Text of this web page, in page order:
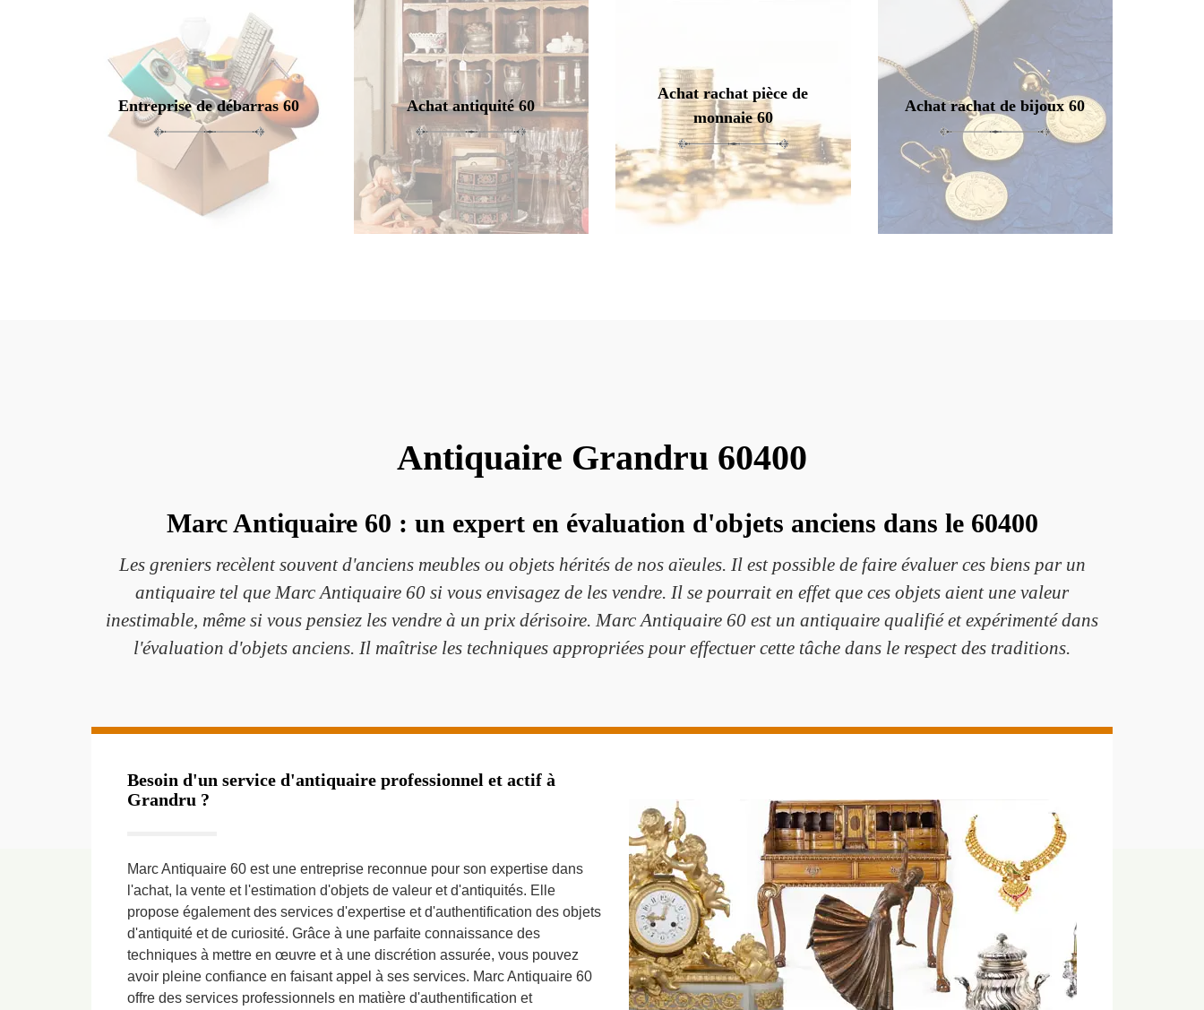
Entreprise de débarras 60 Achat antiquité 60
Achat rachat pièce de
monnaie 60
Achat rachat de bijoux 60
Antiquaire Grandru 60400
Marc Antiquaire 60 : un expert en évaluation d'objets anciens dans le 60400
Les greniers recèlent souvent d'anciens meubles ou objets hérités de nos aïeules. Il est possible de faire évaluer ces biens par un
antiquaire tel que Marc Antiquaire 60 si vous envisagez de les vendre. Il se pourrait en effet que ces objets aient une valeur
inestimable, même si vous pensiez les vendre à un prix dérisoire. Marc Antiquaire 60 est un antiquaire qualifié et expérimenté dans
l'évaluation d'objets anciens. Il maîtrise les techniques appropriées pour effectuer cette tâche dans le respect des traditions.
Besoin d'un service d'antiquaire professionnel et actif à
Grandru ?
Marc Antiquaire 60 est une entreprise reconnue pour son expertise dans
l'achat, la vente et l'estimation d'objets de valeur et d'antiquités. Elle
propose également des services d'expertise et d'authentification des objets
d'antiquité et de curiosité. Grâce à une parfaite connaissance des
techniques à mettre en œuvre et à une discrétion assurée, vous pouvez
avoir pleine confiance en faisant appel à ses services. Marc Antiquaire 60
offre des services professionnels en matière d'authentification et